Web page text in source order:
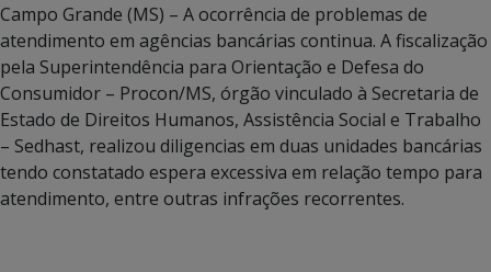
Campo Grande (MS) – A ocorrência de problemas de
atendimento em agências bancárias continua. A fiscalização
pela Superintendência para Orientação e Defesa do
Consumidor – Procon/MS, órgão vinculado à Secretaria de
Estado de Direitos Humanos, Assistência Social e Trabalho
– Sedhast, realizou diligencias em duas unidades bancárias
tendo constatado espera excessiva em relação tempo para
atendimento, entre outras infrações recorrentes.